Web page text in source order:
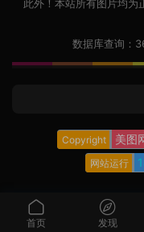
此外！本站所有图片均为
数据库查询：
Copyright 美图
网站运行
首页 发现